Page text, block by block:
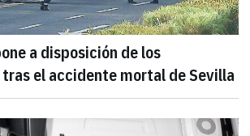
a disposición de los
el accidente mortal de Sevilla